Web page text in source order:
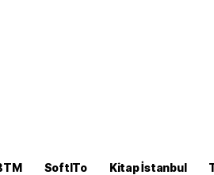
SoftITo Kitap İstanbul